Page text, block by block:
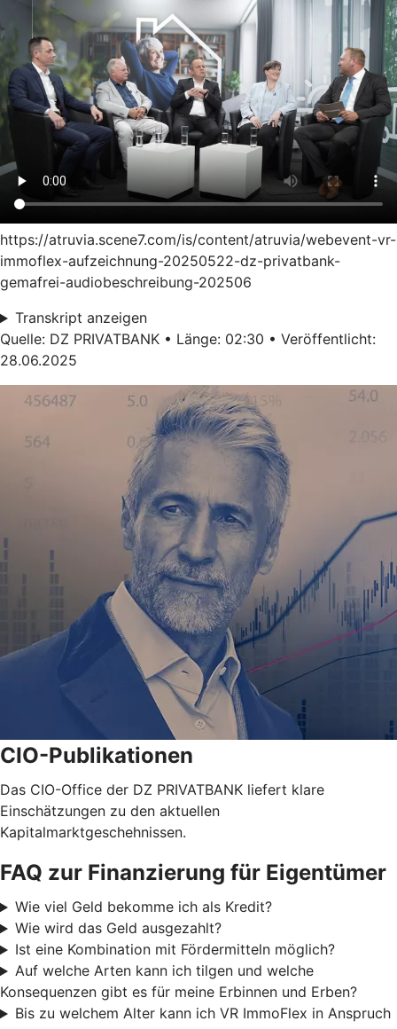
https://atruvia.scene7.com/is/content/atruvia/webevent-vr-
immoflex-aufzeichnung-20250522-dz-privatbank-
gemafrei-audiobeschreibung-202506
Transkript anzeigen
Quelle: DZ PRIVATBANK • Länge: 02:30 • Veröffentlicht:
28.06.2025
CIO-Publikationen
Das CIO-Office der DZ PRIVATBANK liefert klare
Einschätzungen zu den aktuellen
Kapitalmarktgeschehnissen.
FAQ zur Finanzierung für Eigentümer
Wie viel Geld bekomme ich als Kredit?
Wie wird das Geld ausgezahlt?
Ist eine Kombination mit Fördermitteln möglich?
Auf welche Arten kann ich tilgen und welche
Konsequenzen gibt es für meine Erbinnen und Erben?
Bis zu welchem Alter kann ich VR ImmoFlex in Anspruch